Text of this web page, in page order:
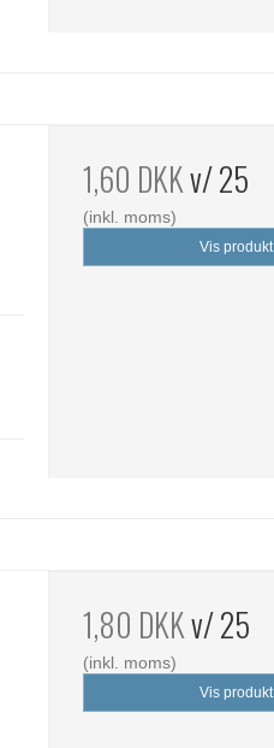
1,60 DKKv/ 25
(inkl. moms)
Vis produkt
1,80 DKKv/ 25
(inkl. moms)
Vis produkt